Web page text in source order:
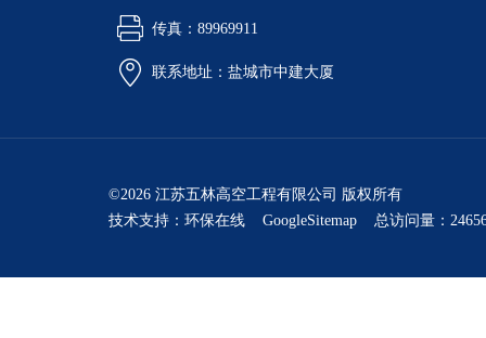
传真：89969911
联系地址：盐城市中建大厦
©2026 江苏五林高空工程有限公司 版权所有
技术支持： 环保在线 GoogleSitemap 总访问量：